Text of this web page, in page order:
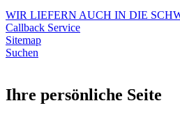
WIR LIEFERN AUCH IN DIE
Callback Service
Sitemap
Suchen
Ihre persönliche Seite